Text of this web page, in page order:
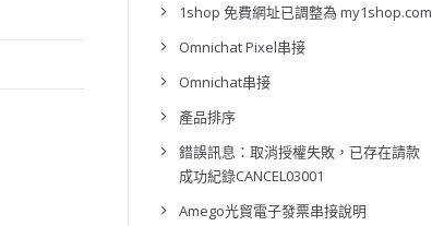
1shop 免費網址已調整為 my1shop.com
Omnichat Pixel串接
Omnichat串接
產品排序
錯誤訊息：取消授權失敗，已存在請款
成功紀錄CANCEL03001
Amego光貿電子發票串接說明